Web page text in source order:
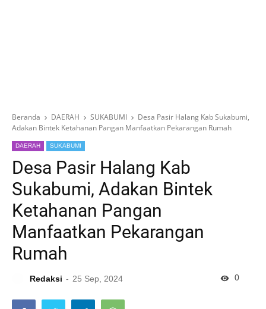
Beranda DAERAH SUKABUMI
Desa Pasir Halang Kab Sukabumi,
Adakan Bintek Ketahanan Pangan Manfaatkan Pekarangan Rumah
DAERAH SUKABUMI
Desa Pasir Halang Kab
Sukabumi, Adakan Bintek
Ketahanan Pangan
Manfaatkan Pekarangan
Rumah
Redaksi 25 Sep, 2024 0